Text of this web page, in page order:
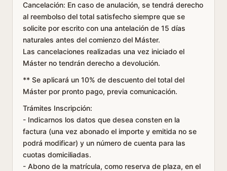
Cancelación: En caso de anulación, se tendrá derecho
al reembolso del total satisfecho siempre que se
solicite por escrito con una antelación de 15 días
naturales antes del comienzo del Máster.
Las cancelaciones realizadas una vez iniciado el
Máster no tendrán derecho a devolución.
** Se aplicará un 10% de descuento del total del
Máster por pronto pago, previa comunicación.
Trámites Inscripción:
- Indicarnos los datos que desea consten en la
factura (una vez abonado el importe y emitida no se
podrá modificar) y un número de cuenta para las
cuotas domiciliadas.
- Abono de la matrícula, como reserva de plaza, en el